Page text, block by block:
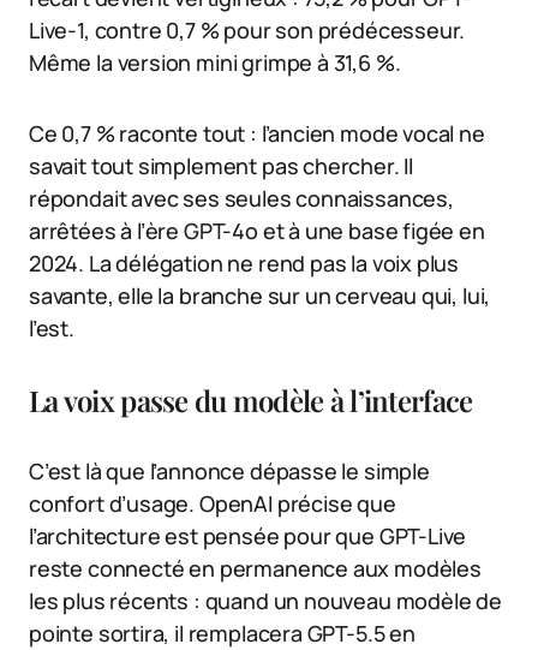
Live-1, contre 0,7 % pour son prédécesseur.
Même la version mini grimpe à 31,6 %.
Ce 0,7 % raconte tout : l’ancien mode vocal ne
savait tout simplement pas chercher. Il
répondait avec ses seules connaissances,
arrêtées à l’ère GPT-4o et à une base figée en
2024. La délégation ne rend pas la voix plus
savante, elle la branche sur un cerveau qui, lui,
l’est.
La voix passe du modèle à l’interface
C’est là que l’annonce dépasse le simple
confort d’usage. OpenAI précise que
l’architecture est pensée pour que GPT-Live
reste connecté en permanence aux modèles
les plus récents : quand un nouveau modèle de
pointe sortira, il remplacera GPT-5.5 en